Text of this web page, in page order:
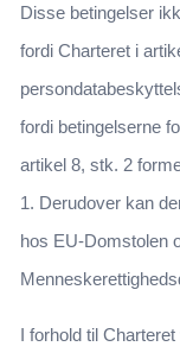
Disse betingelser
fordi Charteret i
fordi betingelserne
artikel 8, stk. 2
1. Derudover kan
hos EU-Domstolen
I forhold til